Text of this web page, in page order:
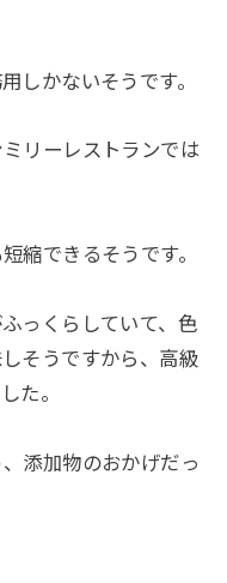
しかないそうです。
リーレストランでは
縮できるそうです。
っくらしていて、色
そうですから、高級
た。
、添加物のおかげだっ